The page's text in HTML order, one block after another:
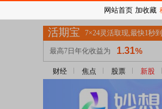
财经 焦点 股票 新股
网站首页 加收藏